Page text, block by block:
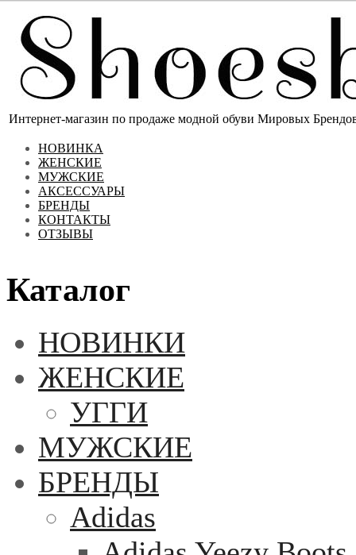
Интернет-магазин по продаже модной обуви Мировых
НОВИНКА
ЖЕНСКИЕ
МУЖСКИЕ
АКСЕССУАРЫ
БРЕНДЫ
КОНТАКТЫ
ОТЗЫВЫ
Каталог
НОВИНКИ
ЖЕНСКИЕ
УГГИ
МУЖСКИЕ
БРЕНДЫ
Adidas